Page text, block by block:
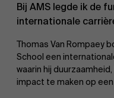
Bij AMS legde ik de
internationale
Thomas Van Rompaey
School een
waarin hij
impact te maken op